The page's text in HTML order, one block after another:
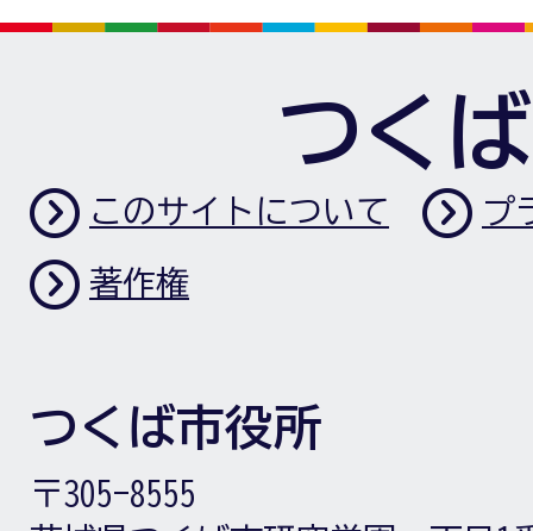
つく
このサイトについて プ
著作権
つくば市役所
〒305-8555